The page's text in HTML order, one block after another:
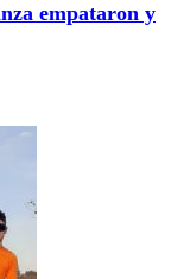
empataron y